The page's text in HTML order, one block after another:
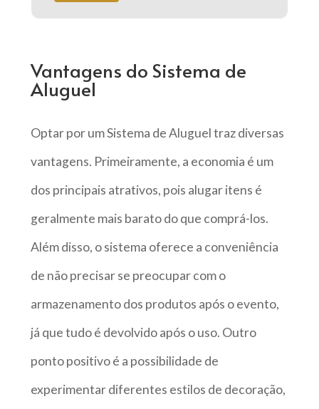
Vantagens do Sistema de
Aluguel
Optar por um Sistema de Aluguel traz diversas
vantagens. Primeiramente, a economia é um
dos principais atrativos, pois alugar itens é
geralmente mais barato do que comprá-los.
Além disso, o sistema oferece a conveniência
de não precisar se preocupar com o
armazenamento dos produtos após o evento,
já que tudo é devolvido após o uso. Outro
ponto positivo é a possibilidade de
experimentar diferentes estilos de decoração,